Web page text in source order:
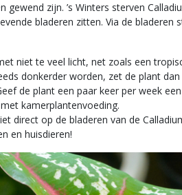
zijn. ’s Winters sterven
bladeren zitten. Via de
niet te veel licht, net zoals een
donkerder worden, zet de plant
de plant een paar keer per week
kamerplantenvoeding.
direct op de bladeren van de
en huisdieren!